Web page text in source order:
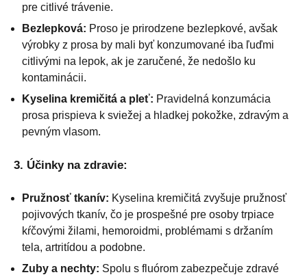
pre citlivé trávenie.
Bezlepková: Proso je prirodzene bezlepkové, avšak
výrobky z prosa by mali byť konzumované iba ľuďmi
citlivými na lepok, ak je zaručené, že nedošlo ku
kontaminácii.
Kyselina kremičitá a pleť: Pravidelná konzumácia
prosa prispieva k sviežej a hladkej pokožke, zdravým a
pevným vlasom.
3. Účinky na zdravie:
Pružnosť tkanív: Kyselina kremičitá zvyšuje pružnosť
pojivových tkanív, čo je prospešné pre osoby trpiace
kŕčovými žilami, hemoroidmi, problémami s držaním
tela, artritídou a podobne.
Zuby a nechty: Spolu s fluórom zabezpečuje zdravé